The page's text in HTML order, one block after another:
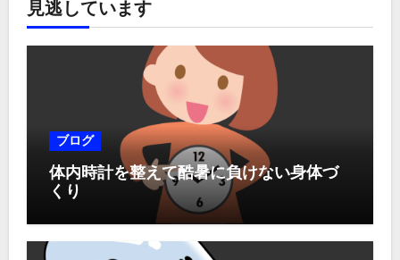
見逃しています
ブログ
体内時計を整えて酷暑に負けない身体づ
くり